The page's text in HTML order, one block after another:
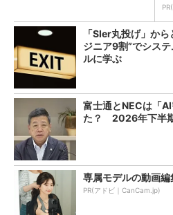
「SIer丸投げ」か
ジニア9割”でシス
ルに学ぶ
富士通とNECは「
た？ 2026年下半
専属モデルの動画
PR(アドビ｜CanCam.jp)